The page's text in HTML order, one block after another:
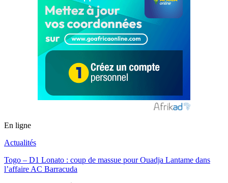
En ligne
Actualités
Togo – D1 Lonato : coup de massue pour Ouadja Lantame dans
l’affaire AC Barracuda